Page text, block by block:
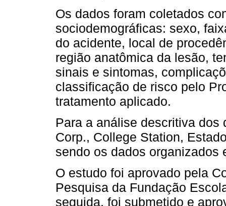
Os dados foram coletados
sociodemográficas: sexo,
do acidente, local de
região anatômica da lesão,
sinais e sintomas,
classificação de risco pelo
tratamento aplicado.
Para a análise descritiva dos
Corp., College Station,
sendo os dados organizados
O estudo foi aprovado pela
Pesquisa da Fundação
seguida, foi submetido e